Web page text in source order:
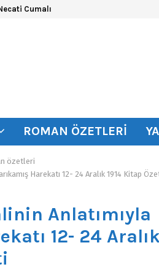
Cumalı
ROMAN ÖZETLERI
özetleri
Harekatı 12- 24 Aralık 1914 Kitap
Anlatımıyla
12- 24